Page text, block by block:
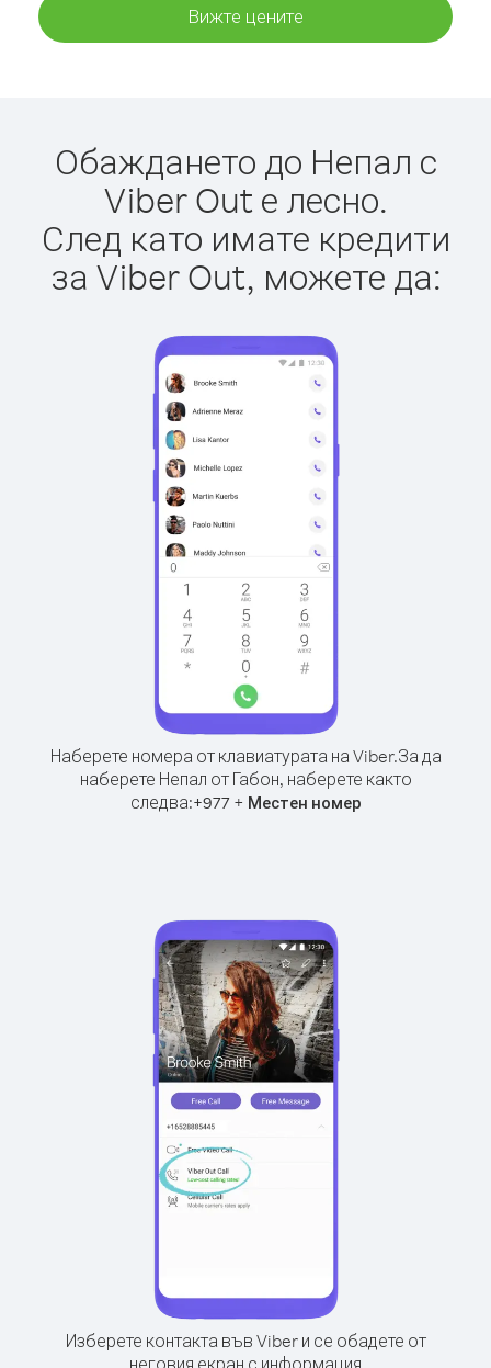
Вижте цените
Обаждането до Непал с
Viber Out е лесно.
След като имате кредити
за Viber Out, можете да:
Наберете номера от клавиатурата на Viber.За да
наберете Непал от Габон, наберете както
следва:+977+ Местен номер
Изберете контакта във Viber и се обадете от
неговия екран с информация